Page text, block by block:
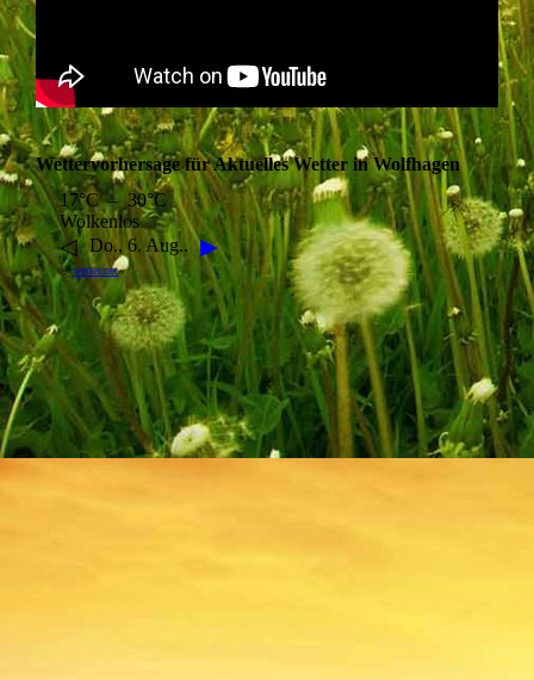
Wettervorhersage für Aktuelles Wetter in Wolfhagen
17°C – 30°C
Wolkenlos
◁ Do., 6. Aug.. ▶
©wetter.net